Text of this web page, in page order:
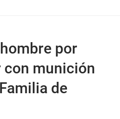
por
munición
de